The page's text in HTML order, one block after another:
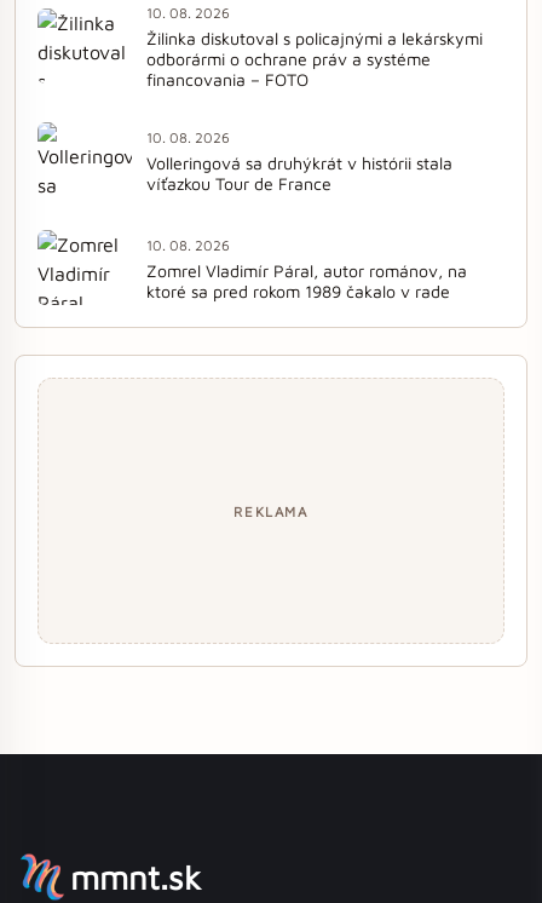
10. 08. 2026
Žilinka diskutoval s policajnými a lekárskymi
odborármi o ochrane práv a systéme
financovania – FOTO
10. 08. 2026
Volleringová sa druhýkrát v histórii stala
víťazkou Tour de France
10. 08. 2026
Zomrel Vladimír Páral, autor románov, na
ktoré sa pred rokom 1989 čakalo v rade
REKLAMA
mmnt.sk